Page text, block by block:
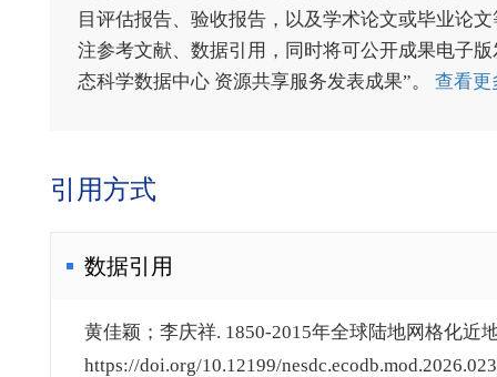
目评估报告、验收报告，以及学术论文或毕业论
注参考文献、数据引用，同时将可公开成果电子
态科学数据中心 资源共享服务发表成果”。 查看
引用方式
数据引用
黄佳颖；李庆祥. 1850-2015年全球陆地网格化近
https://doi.org/10.12199/